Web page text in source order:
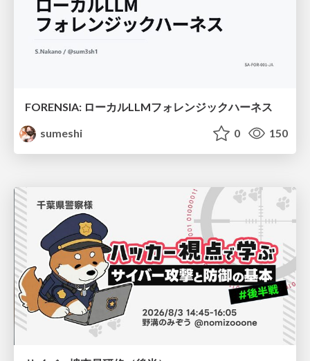
FORENSIA: ローカルLLMフォレンジックハーネス
sumeshi
0 150